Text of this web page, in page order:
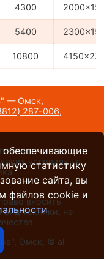
4300
5400
10800
— Омск,
287-006,
условиях не
вносить
техники, не
Омск , © al-
обеспечивающие
статистику
сайта, вы
файлов cookie и